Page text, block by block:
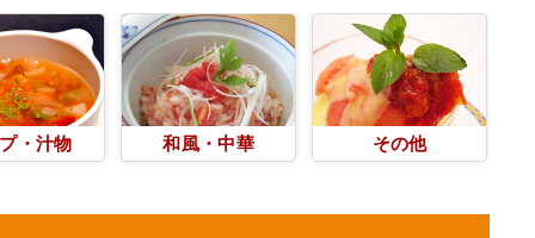
・汁物 和風・中華 その他